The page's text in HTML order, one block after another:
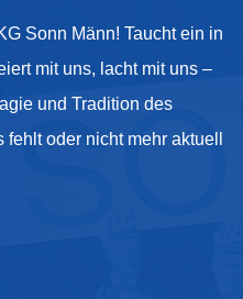
Sonn Männ! Taucht ein in
mit uns, lacht mit uns –
und Tradition des
oder nicht mehr aktuell